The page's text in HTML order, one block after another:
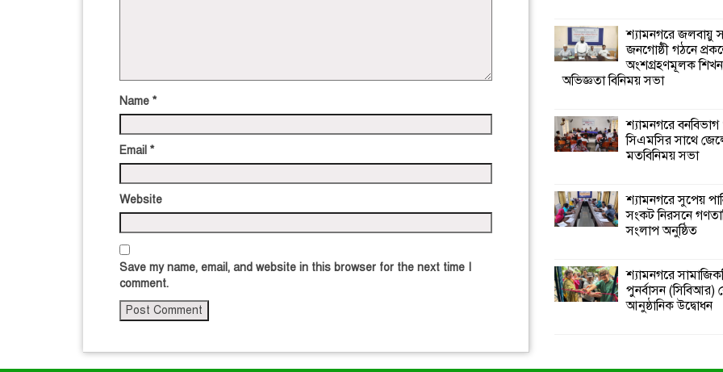
Name *
Email *
Website
Save my name, email, and website in this browser for the next time I
comment.
শ্যামনগরে জলবায়ু
জনগোষ্ঠী গঠনে
অংশগ্রহণমূলক
অভিজ্ঞতা বিনিময় সভা
শ্যামনগরে
সিএমসির সাথে
মতবিনিময় সভা
শ্যামনগরে সুপেয়
সংকট নিরসনে
সংলাপ অনুষ্ঠিত
শ্যামনগরে
পুনর্বাসন (সিবিআর)
আনুষ্ঠানিক উদ্বোধন